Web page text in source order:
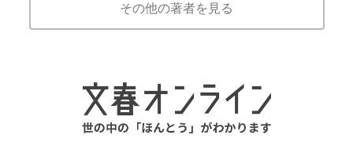
その他の著者を見る